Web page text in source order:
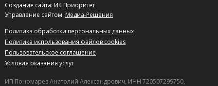
Создание сайта: ИК Приоритет
Управление сайтом: Медиа-Решения
Политика обработки персональных данных
Политика использования файлов cookies
Пользовательское соглашение
Условия оказания услуг
ИП Пономарев Анатолий Александрович, ИНН 720507299750,